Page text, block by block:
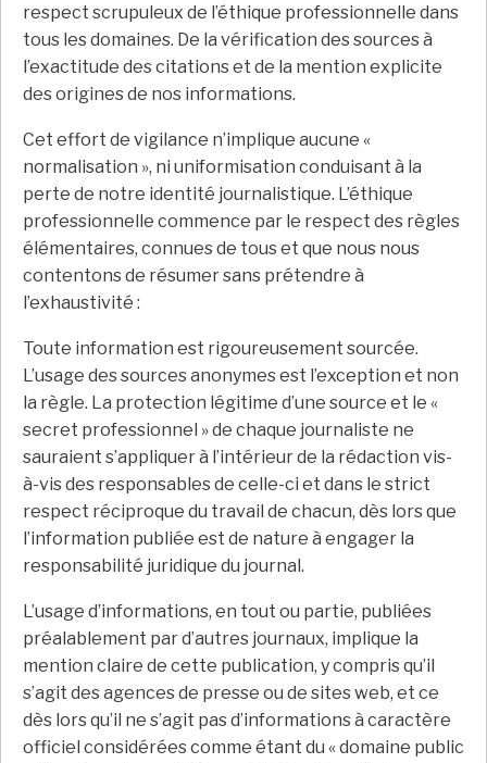
respect scrupuleux de l’éthique professionnelle dans
tous les domaines. De la vérification des sources à
l’exactitude des citations et de la mention explicite
des origines de nos informations.
Cet effort de vigilance n’implique aucune «
normalisation », ni uniformisation conduisant à la
perte de notre identité journalistique. L’éthique
professionnelle commence par le respect des règles
élémentaires, connues de tous et que nous nous
contentons de résumer sans prétendre à
l’exhaustivité :
Toute information est rigoureusement sourcée.
L’usage des sources anonymes est l’exception et non
la règle. La protection légitime d’une source et le «
secret professionnel » de chaque journaliste ne
sauraient s’appliquer à l’intérieur de la rédaction vis-
à-vis des responsables de celle-ci et dans le strict
respect réciproque du travail de chacun, dès lors que
l’information publiée est de nature à engager la
responsabilité juridique du journal.
L’usage d’informations, en tout ou partie, publiées
préalablement par d’autres journaux, implique la
mention claire de cette publication, y compris qu’il
s’agit des agences de presse ou de sites web, et ce
dès lors qu’il ne s’agit pas d’informations à caractère
officiel considérées comme étant du « domaine public